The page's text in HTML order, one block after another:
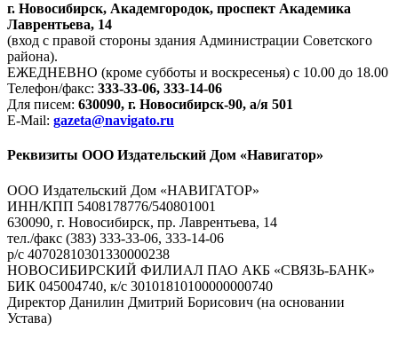
г. Новосибирск, Академгородок, проспект Академика
Лаврентьева, 14
(вход с правой стороны здания Администрации Советского
района).
ЕЖЕДНЕВНО (кроме субботы и воскресенья) с 10.00 до 18.00
Телефон/факс: 333-33-06, 333-14-06
Для писем: 630090, г. Новосибирск-90, а/я 501
E-Mail: gazeta@navigato.ru
Реквизиты ООО Издательский Дом «Навигатор»
ООО Издательский Дом «НАВИГАТОР»
ИНН/КПП 5408178776/540801001
630090, г. Новосибирск, пр. Лаврентьева, 14
тел./факс (383) 333-33-06, 333-14-06
р/с 40702810301330000238
НОВОСИБИРСКИЙ ФИЛИАЛ ПАО АКБ «СВЯЗЬ-БАНК»
БИК 045004740, к/с 30101810100000000740
Директор Данилин Дмитрий Борисович (на основании
Устава)